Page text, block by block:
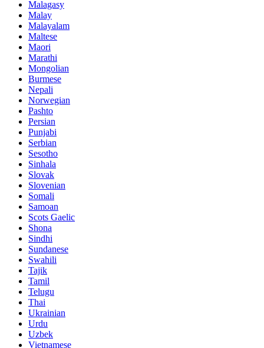
Malagasy
Malay
Malayalam
Maltese
Maori
Marathi
Mongolian
Burmese
Nepali
Norwegian
Pashto
Persian
Punjabi
Serbian
Sesotho
Sinhala
Slovak
Slovenian
Somali
Samoan
Scots Gaelic
Shona
Sindhi
Sundanese
Swahili
Tajik
Tamil
Telugu
Thai
Ukrainian
Urdu
Uzbek
Vietnamese